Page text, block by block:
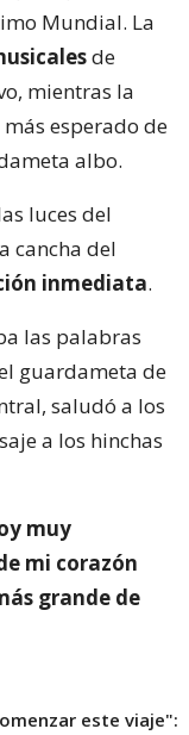
Mundial. La
de
mientras la
esperado de
albo.
luces del
cancha del
inmediata.
las palabras
guardameta de
saludó a los
a los hinchas
muy
mi corazón
grande de
este viaje":